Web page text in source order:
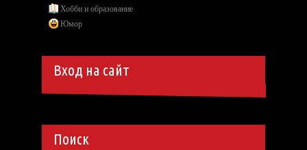
Хобби и образование
Юмор
Вход на сайт
Поиск